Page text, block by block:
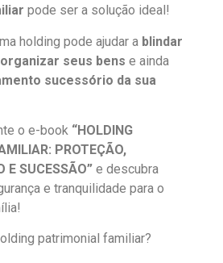
pode ser a solução ideal!
holding pode ajudar a blindar
organizar seus bens e ainda
sucessório da sua
o e-book “HOLDING
PROTEÇÃO,
E SUCESSÃO” e descubra
e tranquilidade para o
patrimonial familiar?